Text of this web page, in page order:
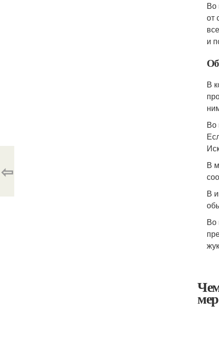
Во
от
и
В
Во
В
В
Во
⇦